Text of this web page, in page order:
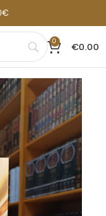
0 €0.00